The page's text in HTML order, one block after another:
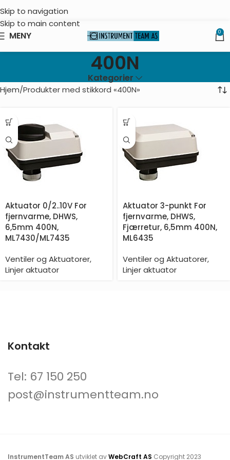
Skip to navigation
Skip to main content
MENY 0
400N
Kategorier
Hjem Produkter med stikkord «400N»
Aktuator 0/2..10V For
fjernvarme, DHWS,
6,5mm 400N,
ML7430/ML7435
Ventiler og Aktuatorer,
Linjer aktuator
Aktuator 3-punkt For
fjernvarme, DHWS,
Fjærretur, 6,5mm 400N,
ML6435
Ventiler og Aktuatorer,
Linjer aktuator
Kontakt
Tel: 67 150 250
post@instrumentteam.no
InstrumentTeam AS utviklet avWebCraft AS Copyright 2023